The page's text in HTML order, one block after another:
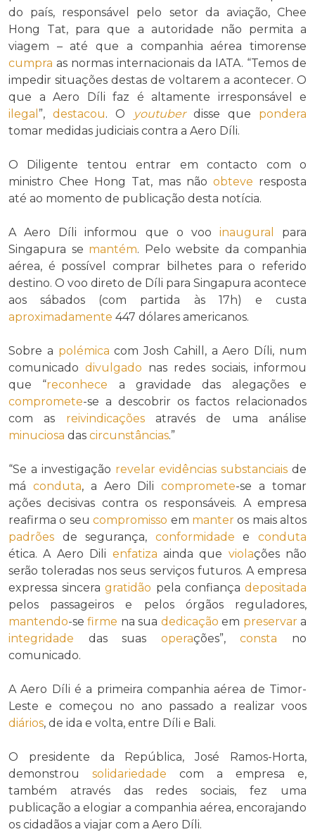
do país, responsável pelo setor da aviação, Chee
Hong Tat, para que a autoridade não permita a
viagem – até que a companhia aérea timorense
cumpra as normas internacionais da IATA. “Temos de
impedir situações destas de voltarem a acontecer. O
que a Aero Díli faz é altamente irresponsável e
ilegal ”,destacou. O youtuberdisse que pondera
tomar medidas judiciais contra a Aero Díli.
O Diligente tentou entrar em contacto com o
ministro Chee Hong Tat, mas não obteve resposta
até ao momento de publicação desta notícia.
A Aero Díli informou que o voo inaugural
para
Singapura se mantém. Pelo website da companhia
aérea, é possível comprar bilhetes para o referido
destino. O voo direto de Díli para Singapura acontece
aos sábados (com partida às 17h) e custa
aproximadamente 447 dólares americanos.
Sobre a polémica com Josh Cahill, a Aero Díli, num
comunicado divulgado nas redes sociais, informou
que “reconhece a gravidade das alegações e
compromete-se a descobrir os factos relacionados
com as reivindicaçõesatravés de uma análise
minuciosa das circunstâncias.”
“Se a investigação revelar evidências substanciais de
má conduta, a Aero Dilicompromete-se a tomar
ações decisivas contra os responsáveis. A empresa
reafirma o seucompromisso em manteros mais altos
padrões de segurança, conformidade econduta
ética. A Aero Dili enfatiza ainda que violações não
serão toleradas nos seus serviços futuros. A empresa
expressa sinceragratidão pela confiançadepositada
pelos passageiros e pelos órgãos reguladores,
mantendo-sefirme na sua dedicação em preservara
integridade das suas operações”,consta no
comunicado.
A Aero Díli é a primeira companhia aérea de Timor-
Leste e começou no ano passado a realizar voos
diários, de ida e volta, entre Díli e Bali.
O presidente da República, José Ramos-Horta,
demonstrou solidariedade com a empresa e,
também através das redes sociais, fez uma
publicação a elogiar a companhia aérea, encorajando
os cidadãos a viajar com a Aero Díli.